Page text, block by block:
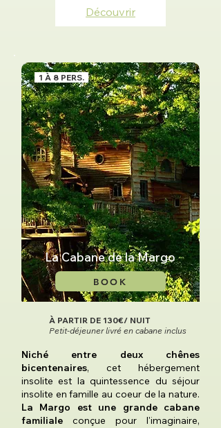
Découvrir
1 À 8 PERS.
La Cabane de la Margo
BOOK
À PARTIR DE 130€/ NUIT
Petit-déjeuner livré en cabane inclus
Niché entre deux chênes
bicentenaires, cet hébergement
insolite est la quintessence du séjour
insolite en famille au coeur de la nature.
La Margo est une grande cabane
familiale conçue pour l'imaginaire,